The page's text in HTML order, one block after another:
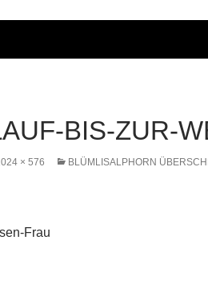
BIS-ZUR-
× 576 BLÜMLISALPHORN
Frau